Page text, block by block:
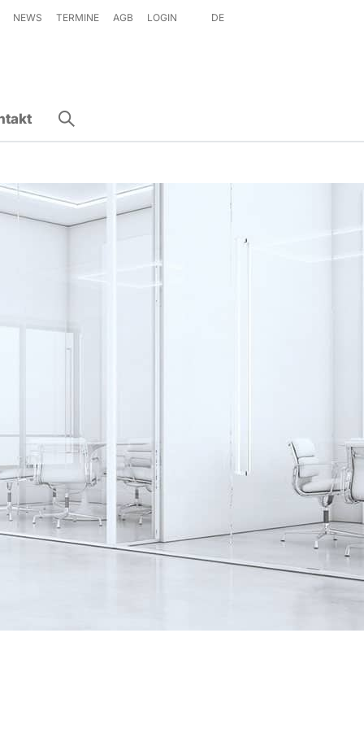
NEWS TERMINE AGB LOGIN DE